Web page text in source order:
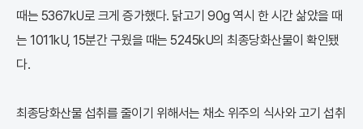
때는 5367kU로 크게 증가했다. 닭고기 90g 역시 한 시간 삶았을 때
는 1011kU, 15분간 구웠을 때는 5245kU의 최종당화산물이 확인됐
다.
최종당화산물 섭취를 줄이기 위해서는 채소 위주의 식사와 고기 섭취